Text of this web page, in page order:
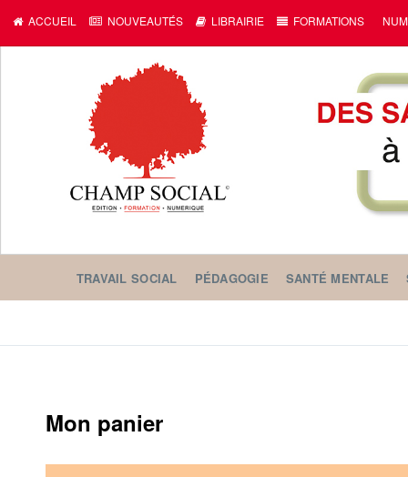
ACCUEIL NOUVEAUTÉS LIBRAIRIE FORMATIONS
TRAVAIL SOCIAL PÉDAGOGIE SANTÉ MENTALE
Mon panier